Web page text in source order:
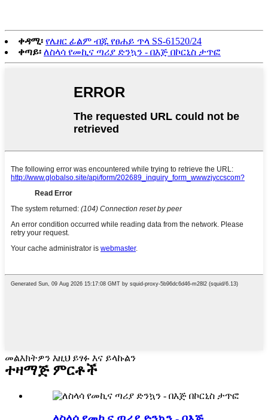
ቀዳሚ፡ የሌዘር ፊልም ብጁ የፀሐይ ጥላ SS-61520/24
ቀጣይ፡ ለስላሳ የመኪና ጣሪያ ድንኳን - በእጅ በኮርኒስ ታጥፎ
መልእክትዎን እዚህ ይፃፉ እና ይላኩልን
ተዛማጅ ምርቶች